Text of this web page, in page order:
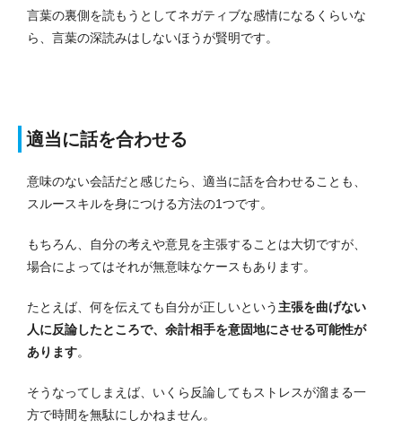
言葉の裏側を読もうとしてネガティブな感情になるくらいな
ら、言葉の深読みはしないほうが賢明です。
適当に話を合わせる
意味のない会話だと感じたら、適当に話を合わせることも、
スルースキルを身につける方法の1つです。
もちろん、自分の考えや意見を主張することは大切ですが、
場合によってはそれが無意味なケースもあります。
たとえば、何を伝えても自分が正しいという主張を曲げない
人に反論したところで、余計相手を意固地にさせる可能性が
あります。
そうなってしまえば、いくら反論してもストレスが溜まる一
方で時間を無駄にしかねません。